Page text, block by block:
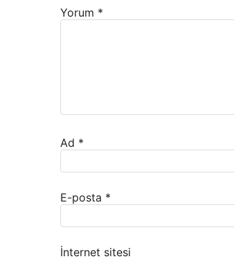
Yorum *
Ad *
E-posta *
İnternet sitesi